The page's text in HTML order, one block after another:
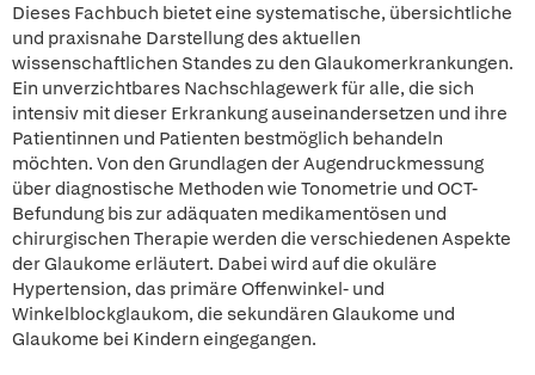
Dieses Fachbuch bietet eine systematische, übersichtliche
und praxisnahe Darstellung des aktuellen
wissenschaftlichen Standes zu den Glaukomerkrankungen.
Ein unverzichtbares Nachschlagewerk für alle, die sich
intensiv mit dieser Erkrankung auseinandersetzen und ihre
Patientinnen und Patienten bestmöglich behandeln
möchten. Von den Grundlagen der Augendruckmessung
über diagnostische Methoden wie Tonometrie und OCT-
Befundung bis zur adäquaten medikamentösen und
chirurgischen Therapie werden die verschiedenen Aspekte
der Glaukome erläutert. Dabei wird auf die okuläre
Hypertension, das primäre Offenwinkel- und
Winkelblockglaukom, die sekundären Glaukome und
Glaukome bei Kindern eingegangen.